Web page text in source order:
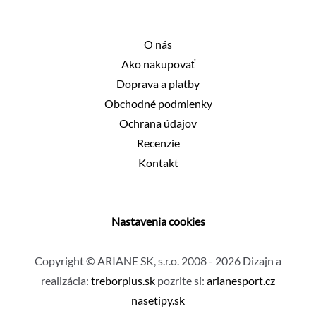
O nás
Ako nakupovať
Doprava a platby
Obchodné podmienky
Ochrana údajov
Recenzie
Kontakt
Nastavenia cookies
Copyright © ARIANE SK, s.r.o. 2008 - 2026 Dizajn a
realizácia: treborplus.sk pozrite si: arianesport.cz
nasetipy.sk